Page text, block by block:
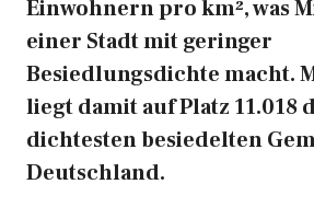
Einwohnern pro km², was
einer Stadt mit geringer
Besiedlungsdichte macht.
liegt damit auf Platz 11.018
dichtesten besiedelten
Deutschland.